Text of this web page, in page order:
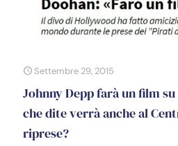
Settembre 29, 2015
Johnny Depp farà un film
che dite verrà anche al
riprese?